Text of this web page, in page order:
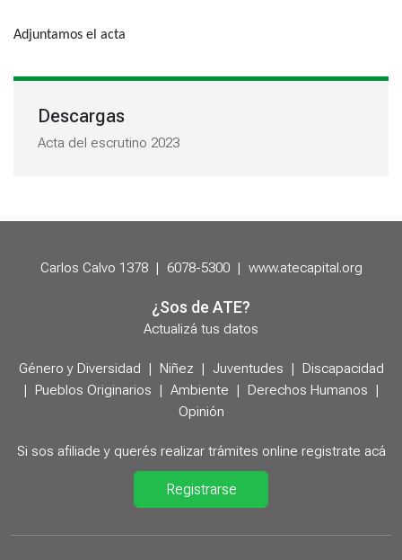
Adjuntamos el acta
Descargas
Acta del escrutino 2023
Carlos Calvo 1378 | 6078-5300 | www.atecapital.org
¿Sos de ATE?
Actualizá tus datos
Género y Diversidad | Niñez | Juventudes | Discapacidad
| Pueblos Originarios | Ambiente | Derechos Humanos |
Opinión
Si sos afiliade y querés realizar trámites online registrate acá
Registrarse